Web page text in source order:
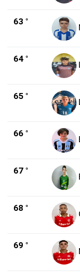
63 °
64 °
65 °
66 °
67 °
68 °
69 °